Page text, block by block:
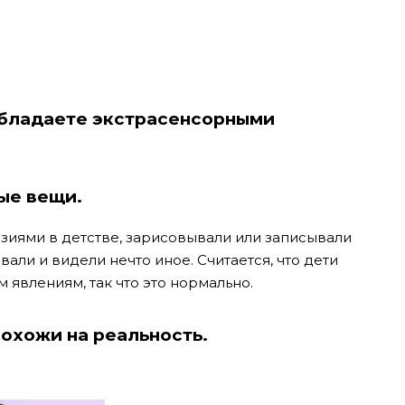
экстрасенсорными
вещи.
в детстве, зарисовывали или записывали
и видели нечто иное. Считается, что дети
так что это нормально.
на реальность.